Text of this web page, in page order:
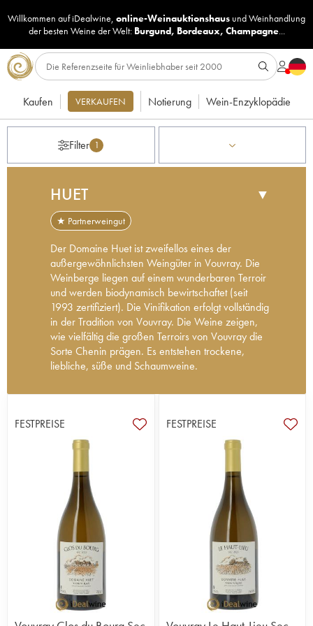
Willkommen auf iDealwine, online-Weinauktionshaus undWeinhandlung
der besten Weine der Welt: Burgund, Bordeaux, Champagne...
Kaufen VERKAUFEN Notierung Wein-Enzyklopädie
Filter 1
HUET ▼
★ Partnerweingut
Der Domaine Huet ist zweifellos eines der
außergewöhnlichsten Weingüter in Vouvray. Die
Weinberge liegen auf einem wunderbaren Terroir
und werden biodynamisch bewirtschaftet (seit
1993 zertifiziert). Die Vinifikation erfolgt vollständig
in der Tradition von Vouvray. Die Weine zeigen,
wie vielfältig die großen Terroirs von Vouvray die
Sorte Chenin prägen. Es entstehen trockene,
liebliche, süße und Schaumweine.
angesehenste und bekannteste Weingut von
Vouvray. Mit einer Fläche von 35 Hektar sind die
Chenin-Parzellen im Grunde auf drei
verschiedene Anbaugebiete aufgeteilt: Le Haut-
Lieu, Le Mont und Clos du Bourg.
Gaston Huet (Sohn von Victor), eine bekannte
Persönlichkeit der Region (ehemaliger
Bürgermeister von Vouvray, Mitglied der INAO),
befindet sich heute im Ruhestand. 1976 bis 2012
wurde das Weingut von seinem Schwiegersohn
Noël Pinguet geleitet, der 1990 auf
biodynamischen Weinbau umstellte. Das Weingut
wurde von der Familie Hwang im Jahr 2004
erworben, ohne dass sich Orientierung und
FESTPREISE FESTPREISE